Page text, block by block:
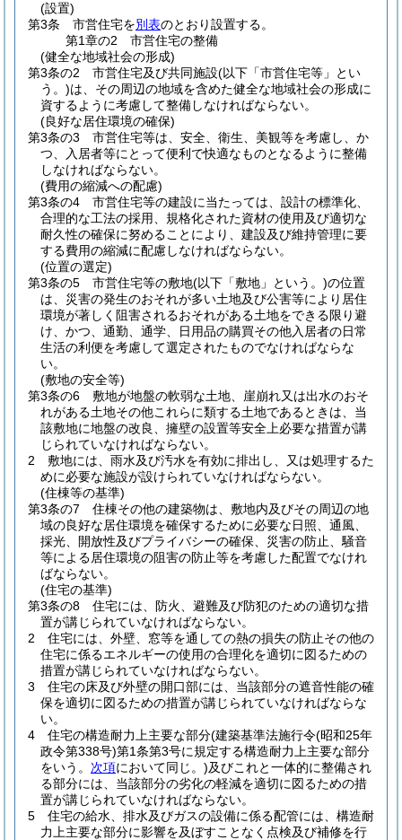
(設置)
第3条
市営住宅を別表のとおり設置する。
第1章の2
市営住宅の整備
(健全な地域社会の形成)
第3条の2
市営住宅及び共同施設(以下「市営住宅等」とい
う。)は、その周辺の地域を含めた健全な地域社会の形成に
資するように考慮して整備しなければならない。
(良好な居住環境の確保)
第3条の3
市営住宅等は、安全、衛生、美観等を考慮し、か
つ、入居者等にとって便利で快適なものとなるように整備
しなければならない。
(費用の縮減への配慮)
第3条の4
市営住宅等の建設に当たっては、設計の標準化、
合理的な工法の採用、規格化された資材の使用及び適切な
耐久性の確保に努めることにより、建設及び維持管理に要
する費用の縮減に配慮しなければならない。
(位置の選定)
第3条の5
市営住宅等の敷地(以下「敷地」という。)の位置
は、災害の発生のおそれが多い土地及び公害等により居住
環境が著しく阻害されるおそれがある土地をできる限り避
け、かつ、通勤、通学、日用品の購買その他入居者の日常
生活の利便を考慮して選定されたものでなければならな
い。
(敷地の安全等)
第3条の6
敷地が地盤の軟弱な土地、崖崩れ又は出水のおそ
れがある土地その他これらに類する土地であるときは、当
該敷地に地盤の改良、擁壁の設置等安全上必要な措置が講
じられていなければならない。
2
敷地には、雨水及び汚水を有効に排出し、又は処理するた
めに必要な施設が設けられていなければならない。
(住棟等の基準)
第3条の7
住棟その他の建築物は、敷地内及びその周辺の地
域の良好な居住環境を確保するために必要な日照、通風、
採光、開放性及びプライバシーの確保、災害の防止、騒音
等による居住環境の阻害の防止等を考慮した配置でなけれ
ばならない。
(住宅の基準)
第3条の8
住宅には、防火、避難及び防犯のための適切な措
置が講じられていなければならない。
2
住宅には、外壁、窓等を通しての熱の損失の防止その他の
住宅に係るエネルギーの使用の合理化を適切に図るための
措置が講じられていなければならない。
3
住宅の床及び外壁の開口部には、当該部分の遮音性能の確
保を適切に図るための措置が講じられていなければならな
い。
4
住宅の構造耐力上主要な部分(建築基準法施行令(昭和25年
政令第338号)第1条第3号に規定する構造耐力上主要な部分
をいう。 次項において同じ。)及びこれと一体的に整備され
る部分には、当該部分の劣化の軽減を適切に図るための措
置が講じられていなければならない。
5
住宅の給水、排水及びガスの設備に係る配管には、構造耐
力上主要な部分に影響を及ぼすことなく点検及び補修を行